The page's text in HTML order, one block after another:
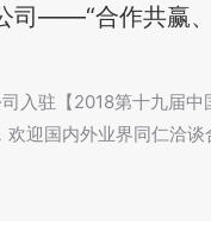
司——“合作共赢
入驻【2018第十九届
迎国内外业界同仁洽谈